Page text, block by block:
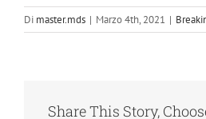
Di master.mds | Marzo 4th, 2021 |
Share This Story,